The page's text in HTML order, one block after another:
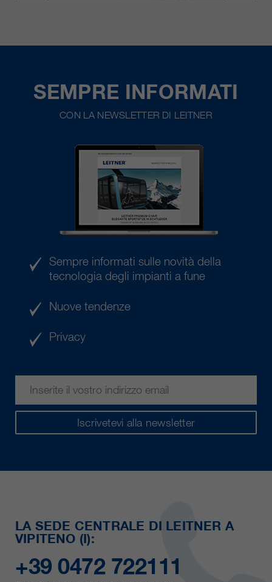
SEMPRE INFORMATI
CON LA NEWSLETTER DI LEITNER
Iscrivetevi alla newsletter
Sempre informati sulle novità della
tecnologia degli impianti a fune
Nuove tendenze
Privacy
LA SEDE CENTRALE DI LEITNER A
VIPITENO (I):
+39 0472 722111